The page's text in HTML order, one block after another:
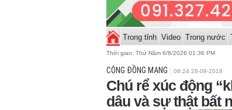
Trong tỉnh Video Trong nước
Thời gian: Thứ Năm 6/8/2026 01:36 PM
CỘNG ĐỒNG MẠNG 08:24 28-09-2018
Chú rể xúc động
dâu và sự thật bất